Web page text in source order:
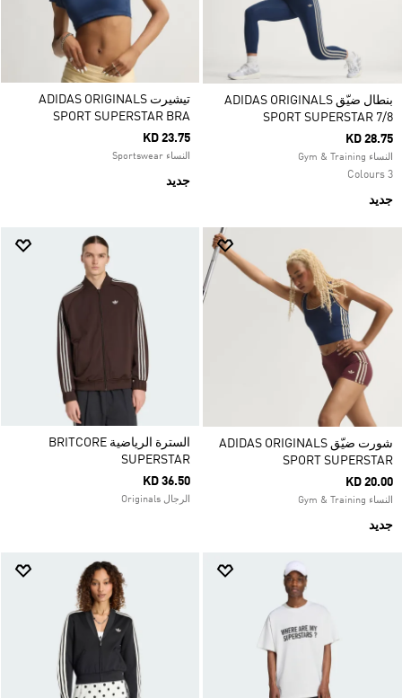
بنطال ضيّق ADIDAS ORIGINALS
SPORT SUPERSTAR 7/8
KD 28.75
النساء Gym & Training
3 Colours
جديد
تيشيرت ADIDAS ORIGINALS
SPORT SUPERSTAR BRA
KD 23.75
النساء Sportswear
جديد
شورت ضيّق ADIDAS ORIGINALS
SPORT SUPERSTAR
KD 20.00
النساء Gym & Training
جديد
السترة الرياضية BRITCORE
SUPERSTAR
KD 36.50
الرجال Originals